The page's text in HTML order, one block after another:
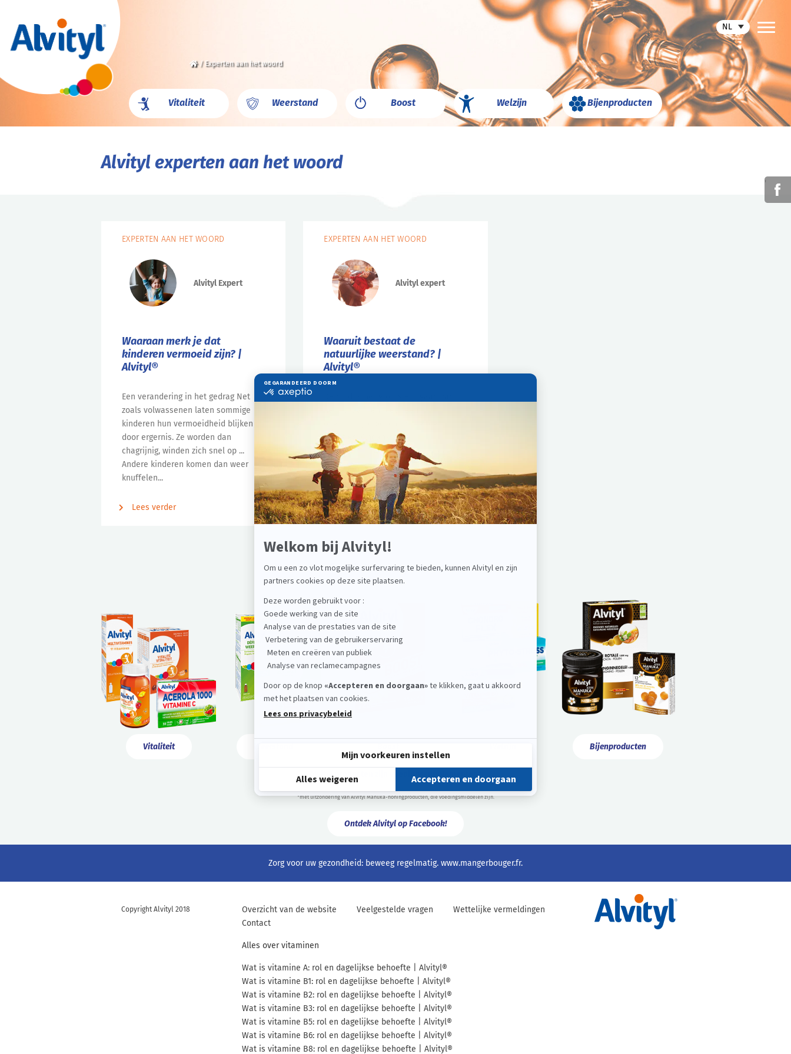
/ Experten aan het woord
Vitaliteit Weerstand Boost Welzijn Bijenproducten
Alvityl experten aan het woord
EXPERTEN AAN HET WOORD
Alvityl Expert
Waaraan merk je dat
kinderen vermoeid zijn? |
Alvityl®
Een verandering in het gedrag Net
zoals volwassenen laten sommige
kinderen hun vermoeidheid blijken
door ergernis. Ze worden dan
chagrijnig, winden zich snel op ...
Andere kinderen komen dan weer
knuffelen...
Lees verder
EXPERTEN AAN HET WOORD
Alvityl expert
Waaruit bestaat de
natuurlijke weerstand? |
Alvityl®
infecties. Ondanks de
doeltreffendheid van de huid slagen
sommige elementen er toch in om
binnen...
Lees verder
Ontdekonze producten
Vitaliteit Bijenproducten
Alvityl producten zijn voedingssupplementen*
*met uitzondering van Alvityl Manuka-honingproducten, die voedingsmiddelen zijn.
Ontdek Alvityl op Facebook!
Zorg voor uw gezondheid: beweeg regelmatig. www.mangerbouger.fr.
Copyright Alvityl 2018 Overzicht van de website Veelgestelde vragen
Wettelijke vermeldingen
Contact
Alles over vitaminen
Wat is vitamine A: rol en dagelijkse behoefte | Alvityl®
Wat is vitamine B1: rol en dagelijkse behoefte | Alvityl®
Wat is vitamine B2: rol en dagelijkse behoefte | Alvityl®
Wat is vitamine B3: rol en dagelijkse behoefte | Alvityl®
Wat is vitamine B5: rol en dagelijkse behoefte | Alvityl®
Wat is vitamine B6: rol en dagelijkse behoefte | Alvityl®
Wat is vitamine B8: rol en dagelijkse behoefte | Alvityl®
'
NL